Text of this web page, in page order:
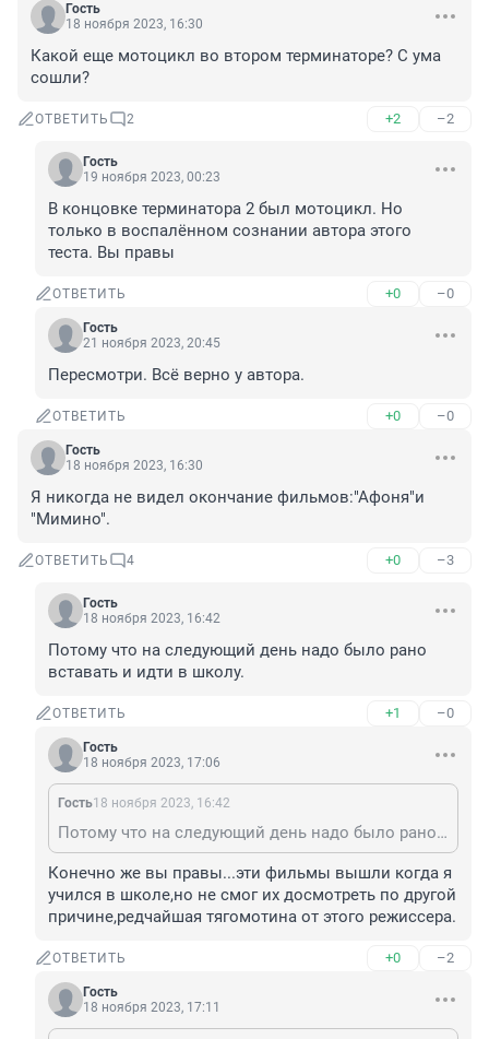
Гость
18 ноября 2023, 16:30
Какой еще мотоцикл во втором терминаторе? С ума
сошли?
ОТВЕТИТЬ 2 +2 –2
Гость
19 ноября 2023, 00:23
В концовке терминатора 2 был мотоцикл. Но
только в воспалённом сознании автора этого
теста. Вы правы
ОТВЕТИТЬ +0 –0
Гость
21 ноября 2023, 20:45
Пересмотри. Всё верно у автора.
ОТВЕТИТЬ +0 –0
Гость
18 ноября 2023, 16:30
Я никогда не видел окончание фильмов:"Афоня"и
"Мимино".
ОТВЕТИТЬ 4 +0 –3
Гость
18 ноября 2023, 16:42
Потому что на следующий день надо было рано
вставать и идти в школу.
ОТВЕТИТЬ +1 –0
Гость
18 ноября 2023, 17:06
Гость18 ноября 2023, 16:42
Потому что на следующий день надо было рано вставать и идти в школу.
Конечно же вы правы...эти фильмы вышли когда я
учился в школе,но не смог их досмотреть по другой
причине,редчайшая тягомотина от этого режиссера.
ОТВЕТИТЬ +0 –2
Гость
18 ноября 2023, 17:11